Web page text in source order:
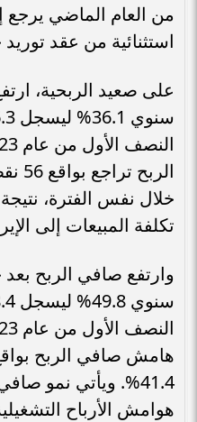
من العام الماضي يرجع
استثنائية من عقد توريد
على صعيد الربحية،
خلال نفس الفترة،
تكلفة المبيعات إلى
وارتفع صافي الربح
41.4%. ويأتي نمو
هوامش الأرباح